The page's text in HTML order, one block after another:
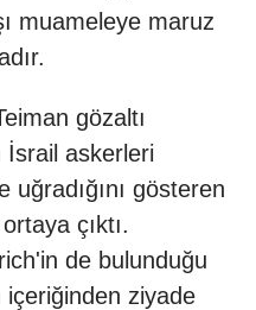
muameleye maruz
gözaltı
İsrail askerleri
gösteren
çıktı.
de bulunduğu
ziyade